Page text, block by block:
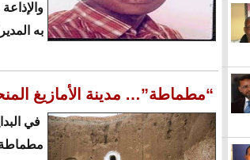
به
“مطماطة”… مدينة الأمازيغ
في
مطماطة